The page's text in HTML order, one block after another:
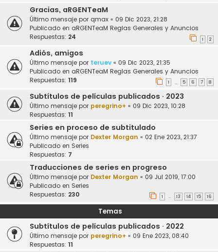
Gracias, aRGENTeaM
Último mensaje por qmax « 09 Dic 2023, 21:28
Publicado en aRGENTeaM Reglas Generales y Anuncios
Respuestas: 24 1 2
Adiós, amigos
Último mensaje por teruev « 09 Dic 2023, 21:35
Publicado en aRGENTeaM Reglas Generales y Anuncios
Respuestas: 119 1 … 5 6 7 8
Subtítulos de películas publicados · 2023
Último mensaje por peregrino+ « 09 Dic 2023, 10:28
Respuestas: 11
Series en proceso de subtitulado
Último mensaje por Dexter Morgan « 02 Ene 2023, 21:37
Publicado en Series
Respuestas: 7
Traducciones de series en progreso
Último mensaje por Dexter Morgan « 09 Jul 2019, 17:00
Publicado en Series
Respuestas: 230 1 … 13 14 15 16
Temas
Subtítulos de películas publicados · 2022
Último mensaje por peregrino+ « 09 Ene 2023, 08:40
Respuestas: 11